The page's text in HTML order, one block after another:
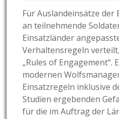
Für Auslandeinsätze der
an teilnehmende
Einsatzländer
Verhaltensregeln
„Rules of Engagement“.
modernen
Einsatzregeln inklusive
Studien ergebenden
für die im Auftrag der